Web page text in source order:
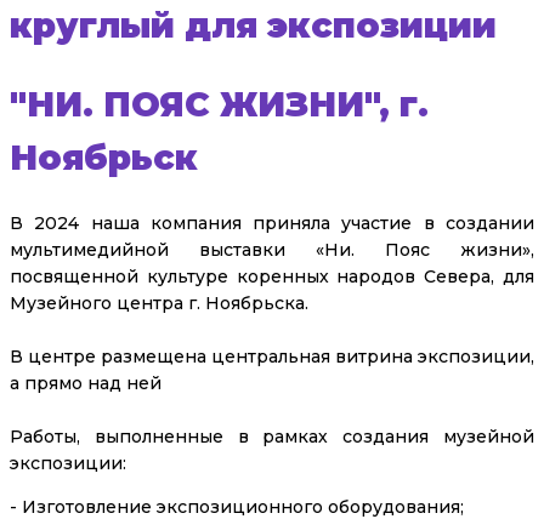
круглый для экспозиции
"НИ. ПОЯС ЖИЗНИ", г.
Ноябрьск
В 2024 наша компания приняла участие в создании
мультимедийной выставки «Ни. Пояс жизни»,
посвященной культуре коренных народов Севера, для
Музейного центра г. Ноябрьска.
В центре размещена центральная витрина экспозиции,
а прямо над ней
Работы, выполненные в рамках создания музейной
экспозиции:
- Изготовление экспозиционного оборудования;